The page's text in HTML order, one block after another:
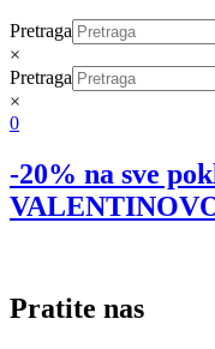
Pretraga
×
Pretraga
×
0
-20% na sve
Pratite nas